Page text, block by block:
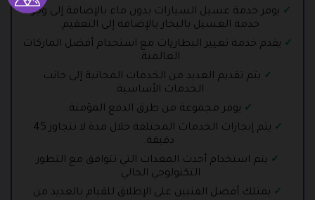
يوفر خدمة غسيل السيارات بدون ماء بالإضافة إلى وجود
خدمة الغسيل بالبخار بالإضافة إلى التعقيم.
يقدم خدمة تغيير البطاريات مع استخدام أفضل الماركات
العالمية.
يتم تقديم العديد من الخدمات المجانية إلى جانب
الخدمات الأساسية.
يوفر مجموعة من طرق الدفع المؤمنة.
يتم إنجازات الخدمات المختلفة خلال مدة لا تتجاوز 45
دقيقة.
يتم استخدام أحدث المعدات التي تتوافق مع التطور
التكنولوجي الحالي.
يمتلك أفضل الفنيين على الإطلاق للقيام بالعديد من